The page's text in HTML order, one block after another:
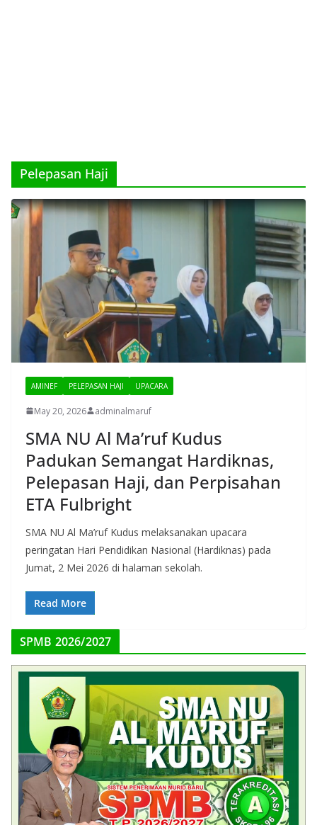
Pelepasan Haji
AMINEF PELEPASAN HAJI UPACARA
May 20, 2026 adminalmaruf
SMA NU Al Ma’ruf Kudus
Padukan Semangat Hardiknas,
Pelepasan Haji, dan Perpisahan
ETA Fulbright
SMA NU Al Ma’ruf Kudus melaksanakan upacara
peringatan Hari Pendidikan Nasional (Hardiknas) pada
Jumat, 2 Mei 2026 di halaman sekolah.
Read More
SPMB 2026/2027